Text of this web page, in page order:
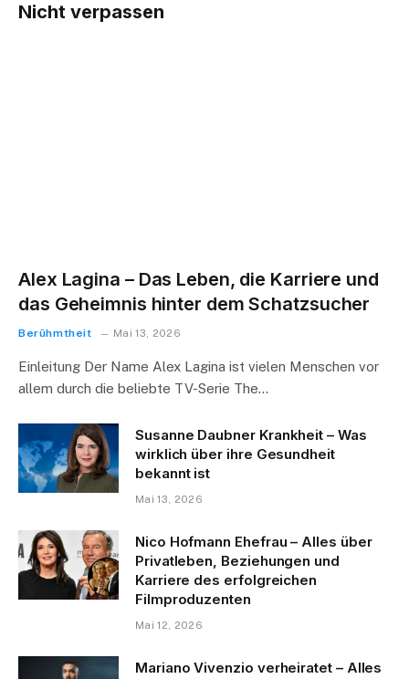
Nicht verpassen
Alex Lagina – Das Leben, die Karriere und
das Geheimnis hinter dem Schatzsucher
Berühmtheit Mai 13, 2026
Einleitung Der Name Alex Lagina ist vielen Menschen vor
allem durch die beliebte TV-Serie The…
Susanne Daubner Krankheit – Was
wirklich über ihre Gesundheit
bekannt ist
Mai 13, 2026
Nico Hofmann Ehefrau – Alles über
Privatleben, Beziehungen und
Karriere des erfolgreichen
Filmproduzenten
Mai 12, 2026
Mariano Vivenzio verheiratet – Alles